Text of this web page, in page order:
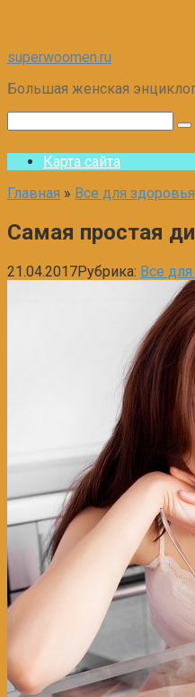
Перейти
контенту
superwoomen.ru
Большая женская
Карта сайта
Главная » Все для здоровья
Самая простая
21.04.2017Рубрика: Все